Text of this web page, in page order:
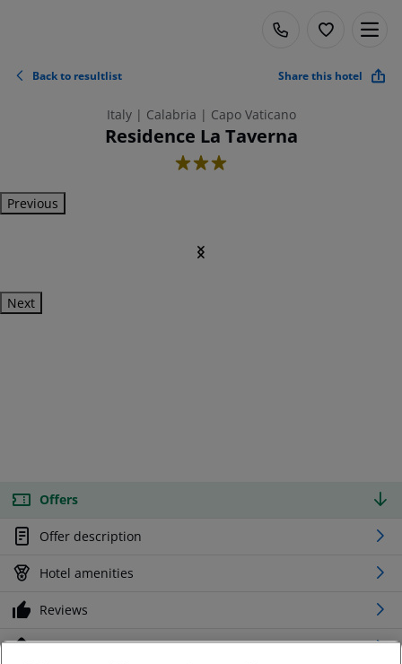
Back to resultlist Share this hotel
Italy | Calabria | Capo Vaticano
Residence La Taverna
3
Previous
Next
Offers
Offer description
Hotel amenities
Reviews
Location